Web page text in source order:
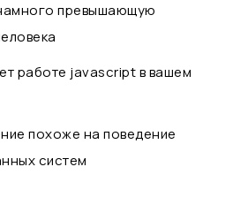
превышающую
работе javascript в вашем
похоже на поведение
систем